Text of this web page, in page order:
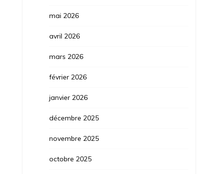
mai 2026
avril 2026
mars 2026
février 2026
janvier 2026
décembre 2025
novembre 2025
octobre 2025